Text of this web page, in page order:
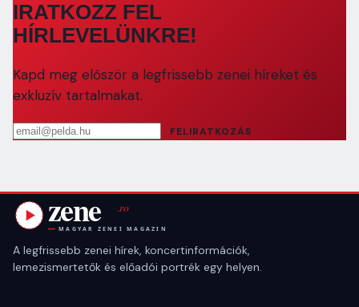
IRATKOZZ FEL
HÍRLEVELÜNKRE!
Kapd meg először a legfrissebb zenei híreket és
exkluzív tartalmakat.
Email cím
FELIRATKOZÁS
A legfrissebb zenei hírek, koncertinformációk,
lemezismertetők és előadói portrék egy helyen.